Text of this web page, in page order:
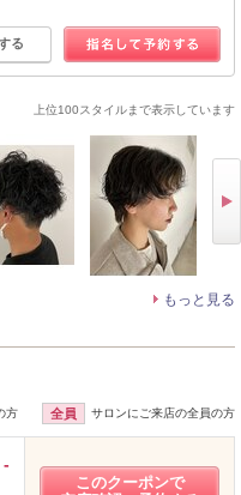
る
上位100スタイルまで表示しています
もっと見る
方 全員 サロンにご来店の全員の方
-
このクーポンで